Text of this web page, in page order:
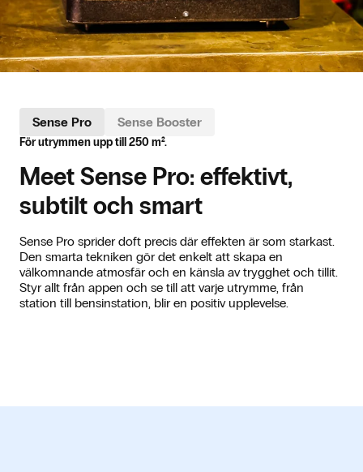
För utrymmen upp till 250 m².
Meet Sense Pro: effektivt,
subtilt och smart
Sense Pro sprider doft precis där effekten är som starkast.
Den smarta tekniken gör det enkelt att skapa en
välkomnande atmosfär och en känsla av trygghet och tillit.
Styr allt från appen och se till att varje utrymme, från
station till bensinstation, blir en positiv upplevelse.
Sense Pro Sense Booster
För utrymmen upp till 500 m².
Gör plats för Booster: kraft
som du kan känna
För större utrymmen och livligt trafikerade områden är
Booster lösningen när doften måste få genomslag. Tänk
tågstationer, vänthallar eller stora parkeringsplatser. Tack
vare den starka motorn och den avancerade
diffusionstekniken fylls området utan ansträngning.
Sense Pro Sense Booster